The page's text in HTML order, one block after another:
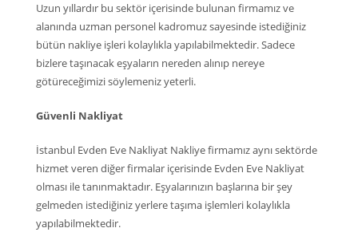
Uzun yıllardır bu sektör içerisinde bulunan firmamız ve
alanında uzman personel kadromuz sayesinde istediğiniz
bütün nakliye işleri kolaylıkla yapılabilmektedir. Sadece
bizlere taşınacak eşyaların nereden alınıp nereye
götüreceğimizi söylemeniz yeterli.
Güvenli Nakliyat
İstanbul Evden Eve Nakliyat Nakliye firmamız aynı sektörde
hizmet veren diğer firmalar içerisinde Evden Eve Nakliyat
olması ile tanınmaktadır. Eşyalarınızın başlarına bir şey
gelmeden istediğiniz yerlere taşıma işlemleri kolaylıkla
yapılabilmektedir.